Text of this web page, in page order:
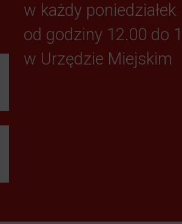
w każdy poniedziałek
od godziny 12.00 do
w Urzędzie Miejskim